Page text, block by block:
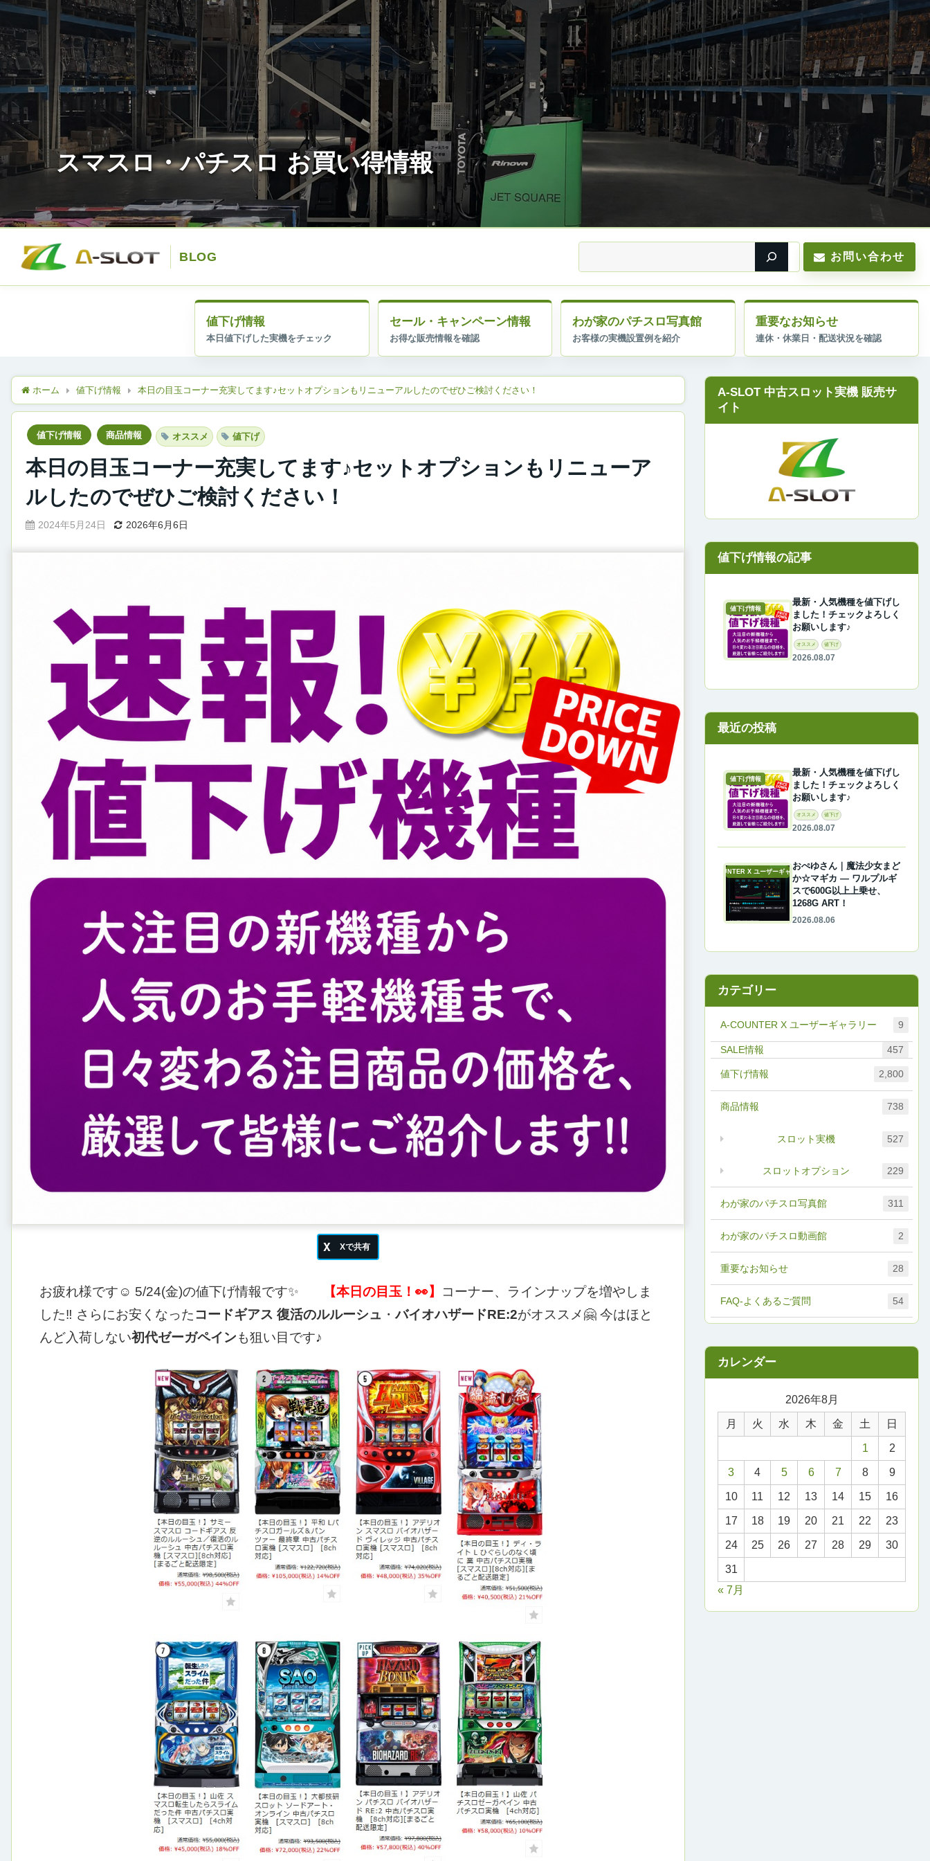
お問い合わせ
値下げ情報 セール・キャンペーン情報 わが家のパチスロ写真館 重要なお知らせ
ホーム 値下げ情報 本日の目玉コーナー充実してます♪セットオプションもリニューアルしたのでぜひご検討ください！
値下げ情報 商品情報 オススメ 値下げ
本日の目玉コーナー充実してます♪セットオプションもリニューア
ルしたのでぜひご検討ください！
2024年5月24日 2026年6月6日
お疲れ様です☺ 5/24(金)の値下げ情報です✨ 【本日の目玉！👀】
コーナー、ラインナップを増やしま
した‼ さらにお安くなったコードギアス 復活のルルーシュ ・バイオハザードRE:2がオススメ🤗 今はほと
んど入荷しない初代ゼーガペインも狙い目です♪
A-SLOT 中古スロット実機 販売サ
イト
値下げ情報
最新・人気機種を値下げし
ました！チェックよろしく
お願いします♪
オススメ 値下げ
2026.08.07
最近の投稿
値下げ情報
最新・人気機種を値下げし
ました！チェックよろしく
お願いします♪
オススメ 値下げ
2026.08.07
A-COUNTER X ユーザーギャラリー
おぺゆさん｜魔法少女まど
か☆マギカ ― ワルプルギ
スで600G以上上乗せ、
1268G ART！
2026.08.06
カテゴリー
A-COUNTER X ユーザーギャラリー 9
FAQ-よくあるご質問 54
457
わが家のパチスロ写真館 311
わが家のパチスロ動画館 2
値下げ情報 2,800
商品情報 738
スロットオプション 229
スロット実機 527
重要なお知らせ 28
2026年8月
月 火 水 木 金 土 日
1 2
3 4 5 6 7 8 9
10 11 12 13 14 15 16
17 18 19 20 21 22 23
24 25 26 27 28 29 30
31
« 7月